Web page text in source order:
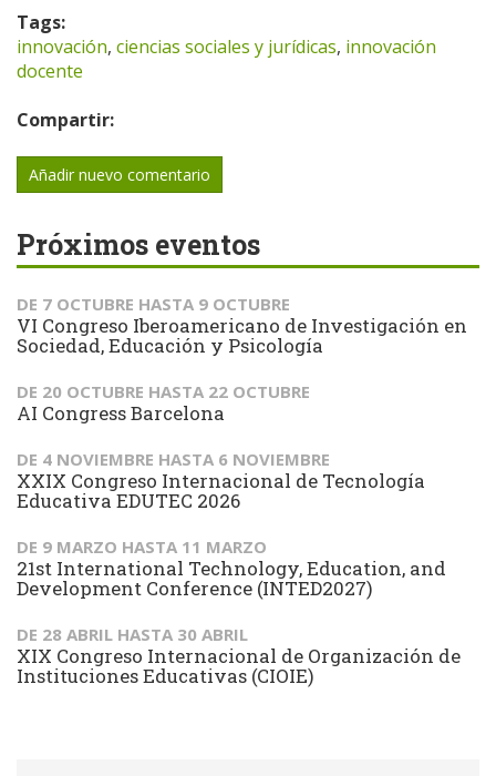
Tags:
innovación, ciencias sociales y jurídicas, innovación
docente
Compartir:
Añadir nuevo comentario
Próximos eventos
DE 7 OCTUBRE HASTA 9 OCTUBRE
VI Congreso Iberoamericano de Investigación en
Sociedad, Educación y Psicología
DE 20 OCTUBRE HASTA 22 OCTUBRE
AI Congress Barcelona
DE 4 NOVIEMBRE HASTA 6 NOVIEMBRE
XXIX Congreso Internacional de Tecnología
Educativa EDUTEC 2026
DE 9 MARZO HASTA 11 MARZO
21st International Technology, Education, and
Development Conference (INTED2027)
DE 28 ABRIL HASTA 30 ABRIL
XIX Congreso Internacional de Organización de
Instituciones Educativas (CIOIE)